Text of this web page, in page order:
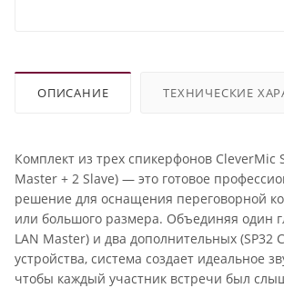
ОПИСАНИЕ ТЕХНИЧЕСКИЕ
Комплект из трех спикерфонов CleverMic
Master + 2 Slave) — это готовое
решение для оснащения переговорной
или большого размера. Объединяя один
LAN Master) и два дополнительных (SP32
устройства, система создает идеальное
чтобы каждый участник встречи был